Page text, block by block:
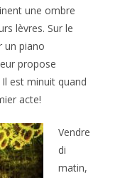
une ombre
lèvres. Sur le
un piano
propose
est minuit quand
acte!
Vendre
di
matin,